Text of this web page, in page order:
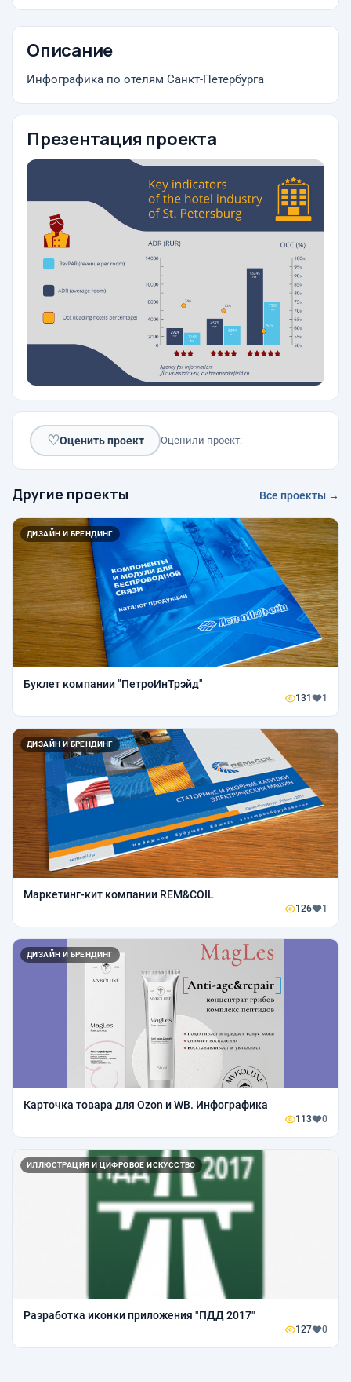
Описание
Инфографика по отелям Санкт-Петербурга
Презентация проекта
♡Оценить проект Оценили проект:
Другие проекты Все проекты →
ДИЗАЙН И БРЕНДИНГ
Буклет компании "ПетроИнТрэйд"
131 1
ДИЗАЙН И БРЕНДИНГ
Маркетинг-кит компании REM&COIL
126 1
ДИЗАЙН И БРЕНДИНГ
Карточка товара для Ozon и WB. Инфографика
113 0
ИЛЛЮСТРАЦИЯ И ЦИФРОВОЕ ИСКУССТВО
Разработка иконки приложения "ПДД 2017"
127 0